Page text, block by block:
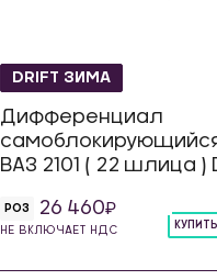
DRIFT ЗИМА
Дифференциал
ВАЗ 2101 ( 22 шлица )
РОЗ 26 460
НЕ ВКЛЮЧАЕТ НДС